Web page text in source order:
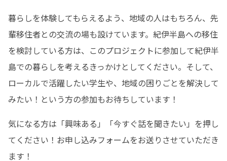
暮らしを体験してもらえるよう、地域の人はもちろん、先
輩移住者との交流の場も設けています。紀伊半島への移住
を検討している方は、このプロジェクトに参加して紀伊半
島での暮らしを考えるきっかけとしてください。そして、
ローカルで活躍したい学生や、地域の困りごとを解決して
みたい！という方の参加もお待ちしています！
気になる方は「興味ある」「今すぐ話を聞きたい」を押し
てください！お申し込みフォームをお送りさせていただき
ます！